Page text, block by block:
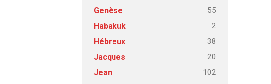
Genèse 55
Habakuk 2
Hébreux 38
Jacques 20
Jean 102